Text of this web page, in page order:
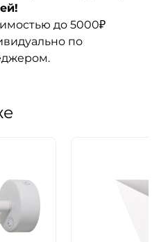
до 5000₽
по